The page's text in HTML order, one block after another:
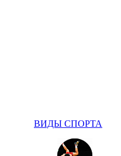
ВИДЫ СПОРТА